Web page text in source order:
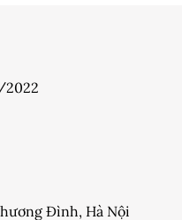
2022
Đình, Hà Nội